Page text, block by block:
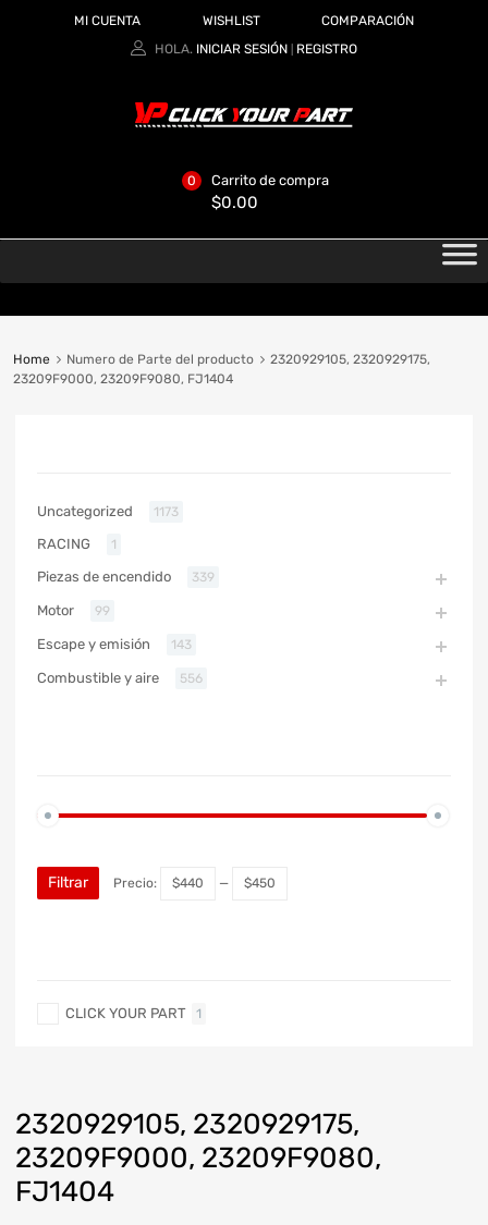
MI CUENTA WISHLIST
COMPARACIÓN
HOLA. INICIAR SESIÓN REGISTRO
Carrito de compra
$0.00
0
Home Numero de Parte del producto
2320929105, 2320929175,
23209F9000, 23209F9080, FJ1404
2320929105, 2320929175,
23209F9000, 23209F9080,
FJ1404
Uncategorized 1173
RACING 1
Piezas de encendido 339
Motor 99
Escape y emisión 143
Combustible y aire 556
Filtrar Precio: $440 — $450
CLICK YOUR PART 1